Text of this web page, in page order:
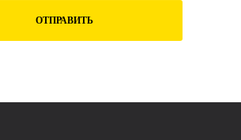
ОТПРАВИТЬ